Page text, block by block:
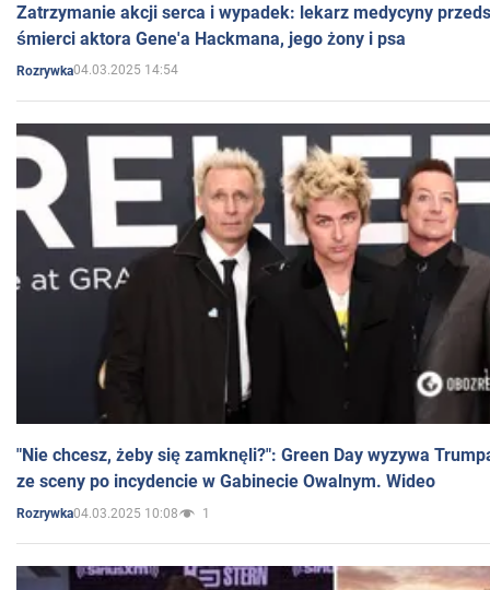
Zatrzymanie akcji serca i wypadek: lekarz medycyny
śmierci aktora Gene'a Hackmana, jego żony i psa
Rozrywka04.03.2025 14:54
"Nie chcesz, żeby się zamknęli?": Green Day wyzywa
ze sceny po incydencie w Gabinecie Owalnym. Wideo
Rozrywka04.03.2025 10:08 1